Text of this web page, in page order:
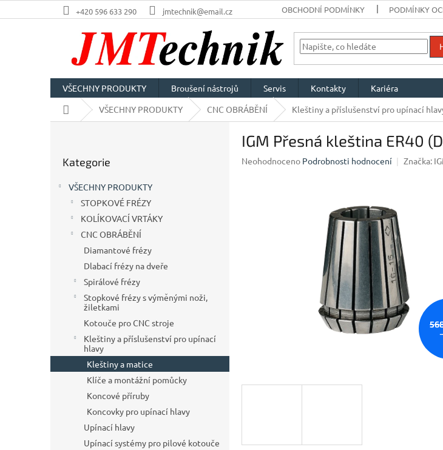
na
+420 596 633 290 jmtechnik@email.cz OBCHODNÍ PODMÍNKY PODMÍNKY
VŠECHNY PRODUKTY Broušení nástrojů Servis Kontakty
Kariéra
Domů VŠECHNY PRODUKTY CNC OBRÁBĚNÍ Kleštiny a příslušenství pro upínací
kategorie
Kategorie
VŠECHNY PRODUKTY
STOPKOVÉ FRÉZY
KOLÍKOVACÍ VRTÁKY
CNC OBRÁBĚNÍ
Diamantové frézy
Dlabací frézy na dveře
Spirálové frézy
Stopkové frézy s výměnými noži,
žiletkami
Kotouče pro CNC stroje
Kleštiny a příslušenství pro upínací
hlavy
Kleštiny a matice
Klíče a montážní pomůcky
Koncové příruby
Koncovky pro upínací hlavy
Upínací hlavy
Upínací systémy pro pilové kotouče
IGM Přesná kleština ER40
Průměrné
Neohodnoceno Podrobnosti hodnocení Značka: